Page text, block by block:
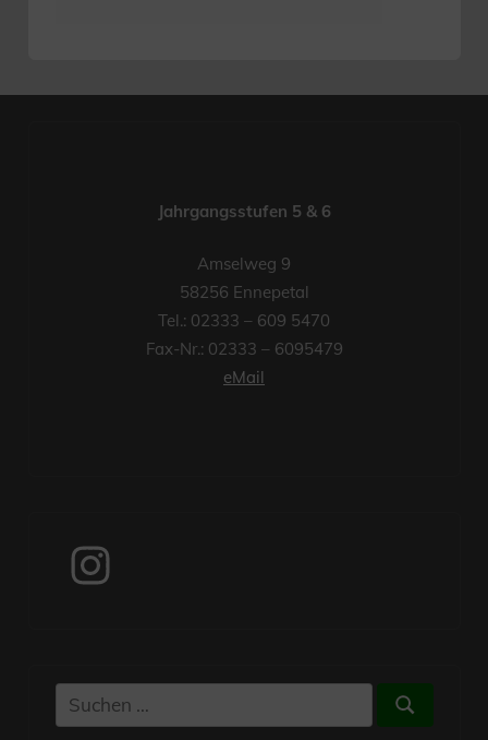
Jahrgangsstufen 5 & 6
Amselweg 9
58256 Ennepetal
Tel.: 02333 – 609 5470
Fax-Nr.: 02333 – 6095479
eMail
Instagram
Suchen
nach:
Suchen